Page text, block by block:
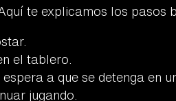
te explicamos los pasos
el tablero.
a que se detenga en
jugando.